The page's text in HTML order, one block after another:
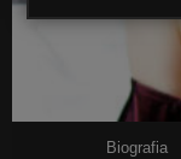
Biografia